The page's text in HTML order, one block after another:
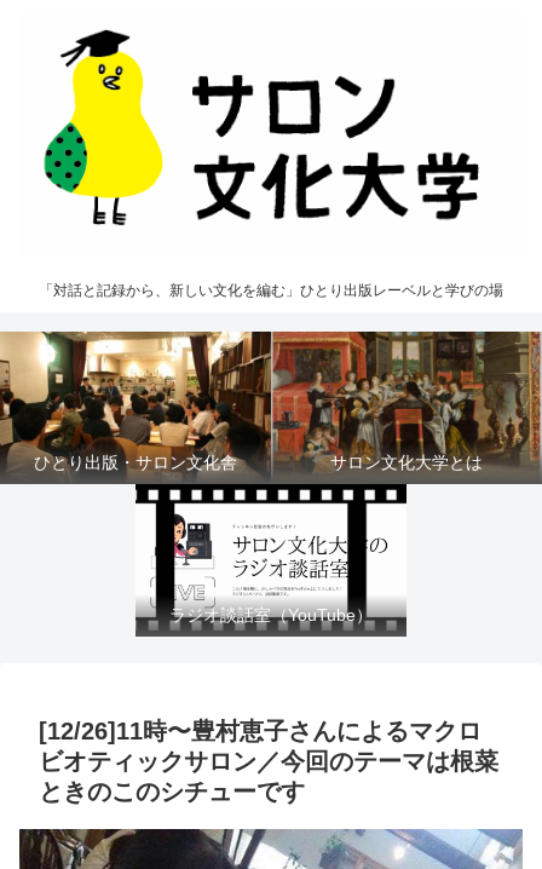
「対話と記録から、新しい文化を編む」ひとり出版レーベルと学びの場
ひとり出版・サロン文化舎 サロン文化大学とは
ラジオ談話室（YouTube）
[12/26]11時〜豊村恵子さんによるマクロ
ビオティックサロン／今回のテーマは根菜
ときのこのシチューです